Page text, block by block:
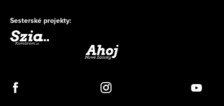
Sesterské projekty: